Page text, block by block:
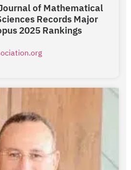
of Mathematical
Records Major
2025 Rankings